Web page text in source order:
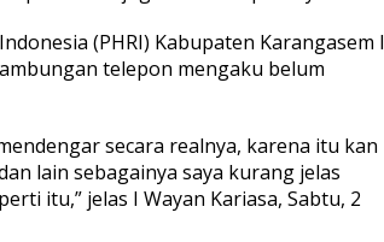
(PHRI) Kabupaten Karangasem I
telepon mengaku belum
secara realnya, karena itu kan
lain sebagainya saya kurang jelas
itu,” jelas I Wayan Kariasa, Sabtu, 2